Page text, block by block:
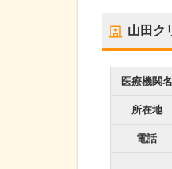
山田ク
医療機関名
所在地
電話